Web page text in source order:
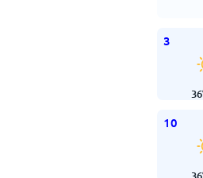
3
36
10